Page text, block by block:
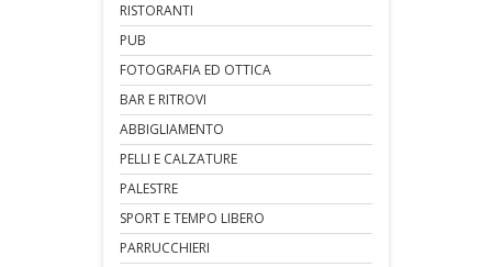
RISTORANTI
PUB
FOTOGRAFIA ED OTTICA
BAR E RITROVI
ABBIGLIAMENTO
PELLI E CALZATURE
PALESTRE
SPORT E TEMPO LIBERO
PARRUCCHIERI